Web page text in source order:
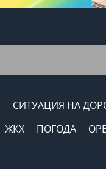
СИТУАЦИЯ НА
ЖКХ ПОГОДА